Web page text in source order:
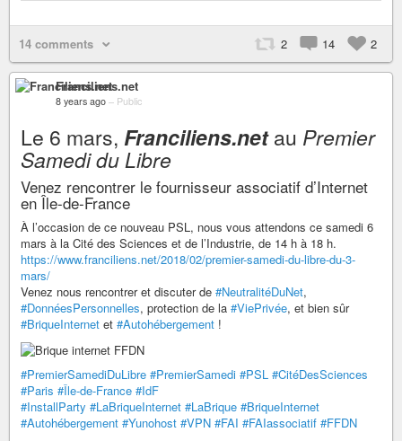
14 comments 2 14 2
Franciliens.net
8 years ago – Public
Le 6 mars, Franciliens.netau Premier
Samedi du Libre
Venez rencontrer le fournisseur associatif d’Internet
en Île-de-France
À l’occasion de ce nouveau PSL, nous vous attendons ce samedi 6
mars à la Cité des Sciences et de l’Industrie, de 14 h à 18 h.
https://www.franciliens.net/2018/02/premier-samedi-du-libre-du-3-
mars/
Venez nous rencontrer et discuter de #NeutralitéDuNet,
#DonnéesPersonnelles, protection de la #ViePrivée, et bien sûr
#BriqueInternet et #Autohébergement !
#PremierSamediDuLibre #PremierSamedi #PSL #CitéDesSciences
#Paris #Île-de-France #IdF
#InstallParty #LaBriqueInternet #LaBrique #BriqueInternet
#Autohébergement #Yunohost #VPN #FAI #FAIassociatif #FFDN